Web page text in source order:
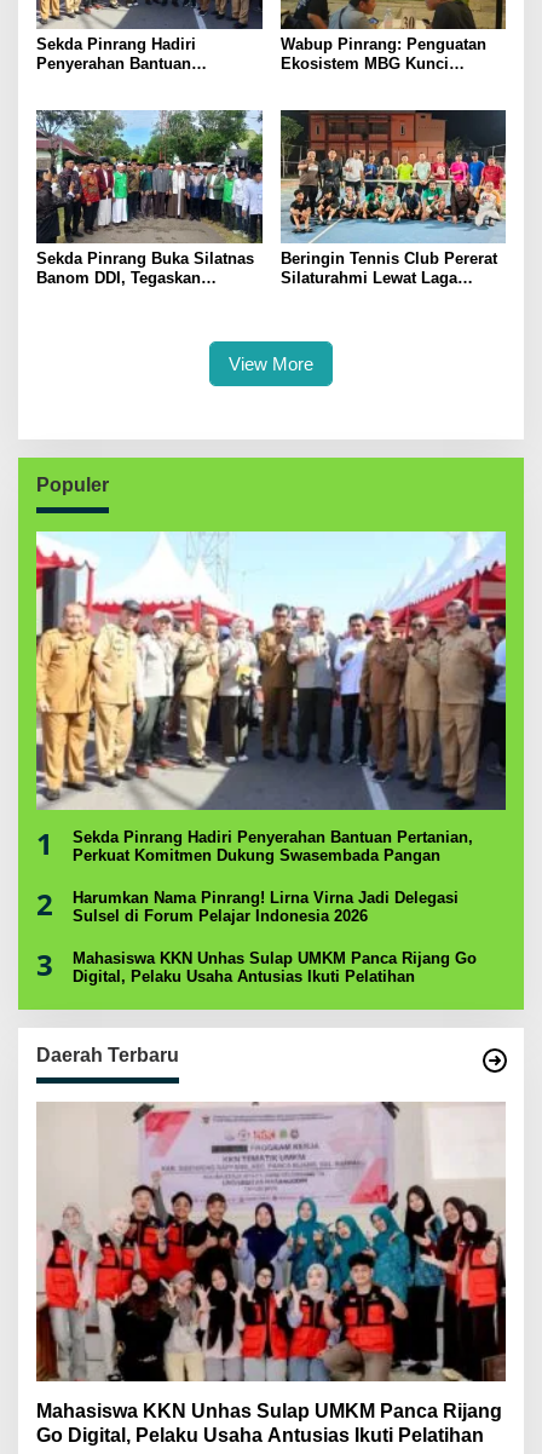
Sekda Pinrang Hadiri
Penyerahan Bantuan
Wabup Pinrang: Penguatan
Ekosistem MBG Kunci
Sekda Pinrang Buka Silatnas
Banom DDI, Tegaskan
Beringin Tennis Club Pererat
Silaturahmi Lewat Laga
View More
Populer
1
Sekda Pinrang Hadiri Penyerahan Bantuan Pertanian,
Perkuat Komitmen Dukung Swasembada Pangan
2
Harumkan Nama Pinrang! Lirna Virna Jadi Delegasi
Sulsel di Forum Pelajar Indonesia 2026
3
Mahasiswa KKN Unhas Sulap UMKM Panca Rijang Go
Digital, Pelaku Usaha Antusias Ikuti Pelatihan
Daerah Terbaru
Mahasiswa KKN Unhas Sulap UMKM Panca Rijang
Go Digital, Pelaku Usaha Antusias Ikuti Pelatihan